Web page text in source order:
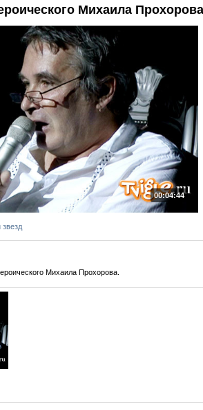
Михаила Прохорова
00:04:44
звезд
Михаила Прохорова.